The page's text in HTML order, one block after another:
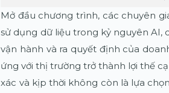
Mở đầu chương trình, các chuyên
sử dụng dữ liệu trong kỷ nguyên AI,
vận hành và ra quyết định của
ứng với thị trường trở thành lợi thế
xác và kịp thời không còn là lựa